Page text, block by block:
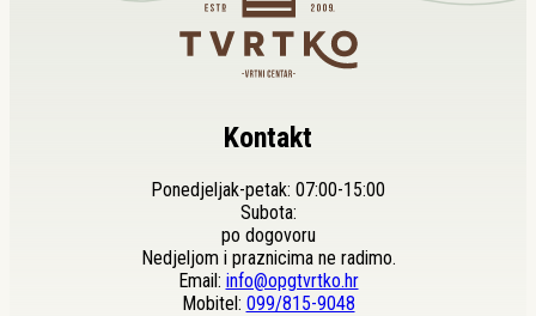
Kontakt
Ponedjeljak-petak: 07:00-15:00
Subota:
po dogovoru
Nedjeljom i praznicima ne radimo.
Email: info@opgtvrtko.hr
Mobitel: 099/815-9048